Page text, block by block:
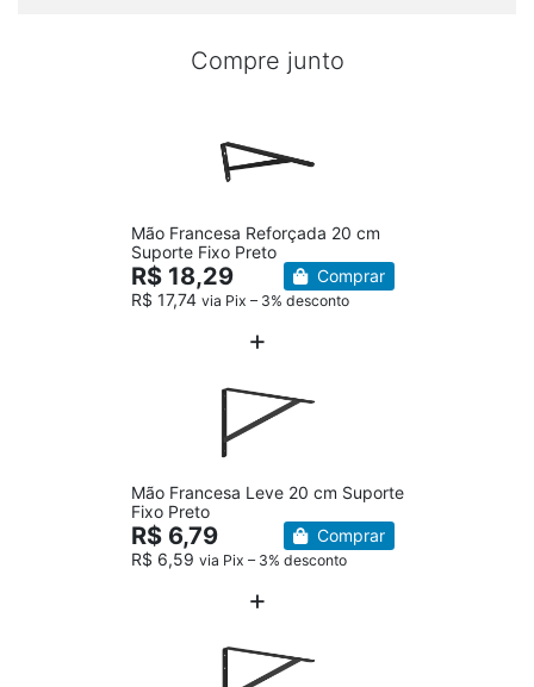
Compre junto
Mão Francesa Reforçada 20 cm
Suporte Fixo Preto
R$ 18,29
R$ 17,74 via Pix – 3% desconto
Comprar
Mão Francesa Leve 20 cm Suporte
Fixo Preto
R$ 6,79
R$ 6,59 via Pix – 3% desconto
Comprar